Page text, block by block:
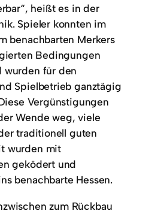
heißt es in der
Spieler konnten im
benachbarten Merkers
Bedingungen
wurden für den
Spielbetrieb ganztägig
Vergünstigungen
Wende weg, viele
traditionell guten
wurden mit
geködert und
benachbarte Hessen.
zum Rückbau